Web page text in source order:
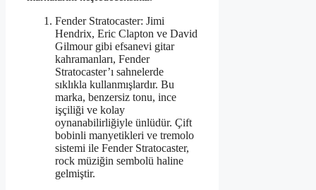
Fender Stratocaster: Jimi
Hendrix, Eric Clapton ve David
Gilmour gibi efsanevi gitar
kahramanları, Fender
Stratocaster’ı sahnelerde
sıklıkla kullanmışlardır. Bu
marka, benzersiz tonu, ince
işçiliği ve kolay
oynanabilirliğiyle ünlüdür. Çift
bobinli manyetikleri ve tremolo
sistemi ile Fender Stratocaster,
rock müziğin sembolü haline
gelmiştir.